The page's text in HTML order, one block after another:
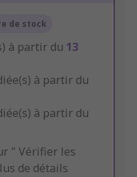
de stock
à partir du 13
à partir du
à partir du
" Vérifier les
de détails